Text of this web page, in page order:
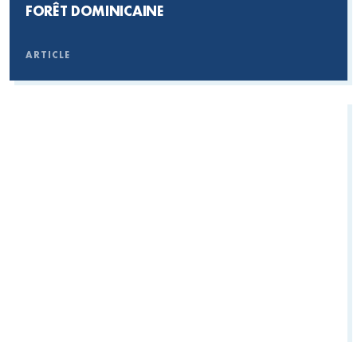
FORÊT DOMINICAINE
ARTICLE